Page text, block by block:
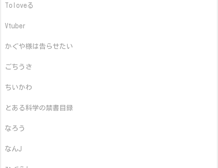
Toloveる
Vtuber
かぐや様は告らせたい
ごちうさ
ちいかわ
とある科学の禁書目録
なろう
なんJ